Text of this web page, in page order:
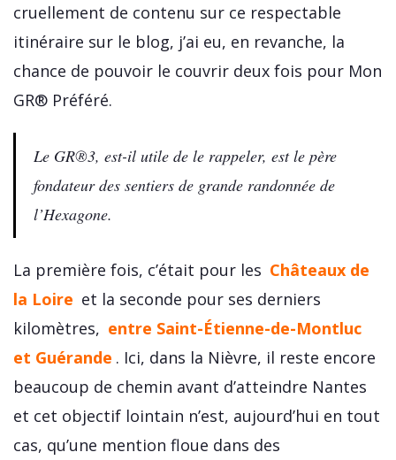
cruellement de contenu sur ce respectable
itinéraire sur le blog, j’ai eu, en revanche, la
chance de pouvoir le couvrir deux fois pour Mon
GR® Préféré.
Le GR®3, est-il utile de le rappeler, est le père
fondateur des sentiers de grande randonnée de
l’Hexagone.
La première fois, c’était pour les Châteaux de
la Loire et la seconde pour ses derniers
kilomètres, entre Saint-Étienne-de-Montluc
et Guérande . Ici, dans la Nièvre, il reste encore
beaucoup de chemin avant d’atteindre Nantes
et cet objectif lointain n’est, aujourd’hui en tout
cas, qu’une mention floue dans des